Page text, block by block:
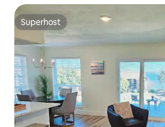
Superhost
Superhost